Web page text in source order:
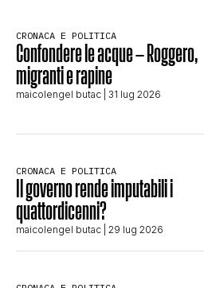
CRONACA E POLITICA
Confondere le acque – Roggero,
migranti e rapine
maicolengel butac | 31 lug 2026
CRONACA E POLITICA
Il governo rende imputabili i
quattordicenni?
maicolengel butac | 29 lug 2026